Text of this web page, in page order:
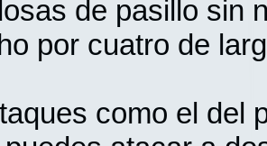
de pasillo sin
por cuatro de
como el del